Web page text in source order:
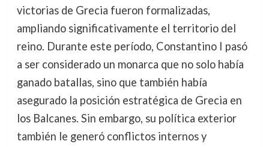
victorias de Grecia fueron formalizadas,
ampliando significativamente el territorio del
reino. Durante este período, Constantino I pasó
a ser considerado un monarca que no solo había
ganado batallas, sino que también había
asegurado la posición estratégica de Grecia en
los Balcanes. Sin embargo, su política exterior
también le generó conflictos internos y